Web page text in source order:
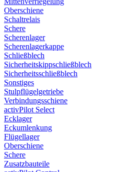
Oberschiene
Schaltrelais
Schere
Scherenlager
Scherenlagerkappe
Schließblech
Sicherheitskippschließblech
Sicherheitsschließblech
Sonstiges
Stulpflügelgetriebe
Verbindungsschiene
activPilot Select
Ecklager
Eckumlenkung
Flügellager
Oberschiene
Schere
Zusatzbauteile